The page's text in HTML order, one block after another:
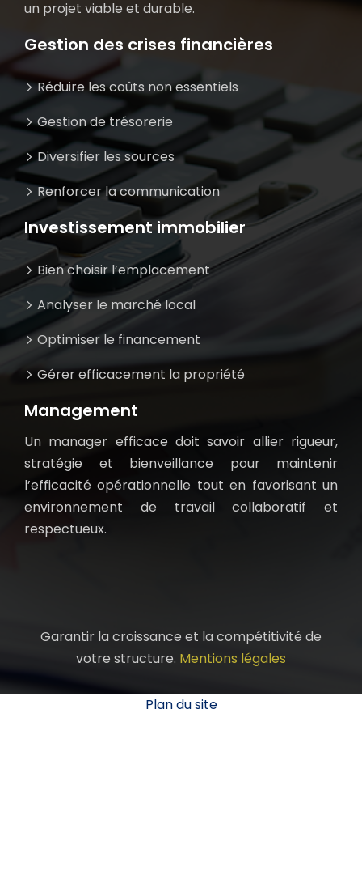
un projet viable et durable.
Gestion des crises financières
Réduire les coûts non essentiels
Gestion de trésorerie
Diversifier les sources
Renforcer la communication
Investissement immobilier
Bien choisir l’emplacement
Analyser le marché local
Optimiser le financement
Gérer efficacement la propriété
Management
Un manager efficace doit savoir allier rigueur,
stratégie et bienveillance pour maintenir
l’efficacité opérationnelle tout en favorisant un
environnement de travail collaboratif et
respectueux.
Garantir la croissance et la compétitivité de
votre structure. Mentions légales
Plan du site